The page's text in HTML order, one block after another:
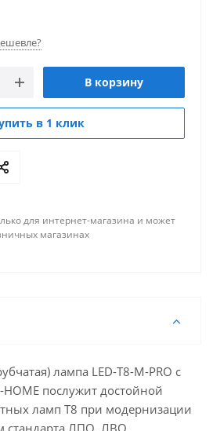
В корзину
в 1 клик
для интернет-магазина и может
магазинах
лампа LED-T8-М-PRO с
послужит достойной
ламп Т8 при модернизации
стандарта ЛПО, ЛВО.